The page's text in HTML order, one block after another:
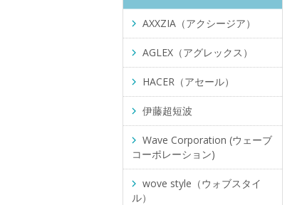
AXXZIA（アクシージア）
AGLEX（アグレックス）
HACER（アセール）
伊藤超短波
Wave Corporation (ウェーブ
コーポレーション)
wove style（ウォブスタイ
ル）